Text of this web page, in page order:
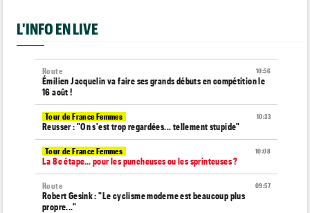
L'INFO EN LIVE
10:56
Route
Émilien Jacquelin va faire ses grands débuts en compétition le
16 août !
10:33
Tour de France Femmes
Reusser : "On s'est trop regardées... tellement stupide"
10:08
Tour de France Femmes
La 8e étape… pour les puncheuses ou les sprinteuses ?
09:57
Route
Robert Gesink : "Le cyclisme moderne est beaucoup plus
propre..."